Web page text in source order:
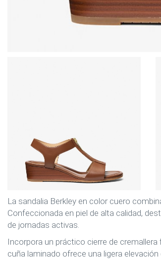
La sandalia Berkley en color cuero
Confeccionada en piel de alta calidad,
de jornadas activas.
Incorpora un práctico cierre de
cuña laminado ofrece una ligera